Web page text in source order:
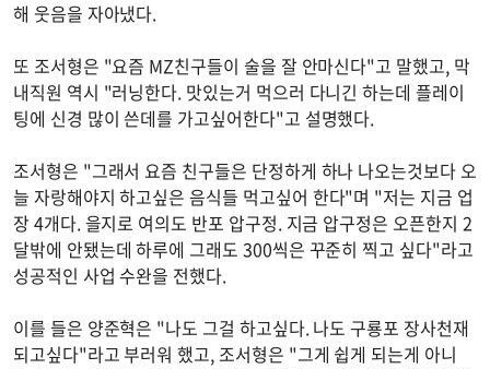
해 웃음을 자아냈다.
또 조서형은 "요즘 MZ친구들이 술을 잘 안마신다"고 말했고, 막
내직원 역시 "러닝한다. 맛있는거 먹으러 다니긴 하는데 플레이
팅에 신경 많이 쓴데를 가고싶어한다"고 설명했다.
조서형은 "그래서 요즘 친구들은 단정하게 하나 나오는것보다 오
늘 자랑해야지 하고싶은 음식들 먹고싶어 한다"며 "저는 지금 업
장 4개다. 을지로 여의도 반포 압구정. 지금 압구정은 오픈한지 2
달밖에 안됐는데 하루에 그래도 300씩은 꾸준히 찍고 싶다"라고
성공적인 사업 수완을 전했다.
이를 들은 양준혁은 "나도 그걸 하고싶다. 나도 구룡포 장사천재
되고싶다"라고 부러워 했고, 조서형은 "그게 쉽게 되는게 아니